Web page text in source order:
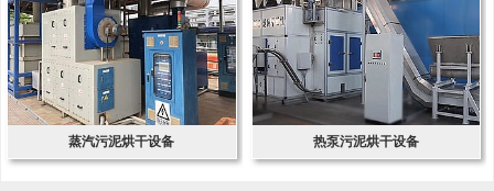
蒸汽污泥烘干设备 热泵污泥烘干设备